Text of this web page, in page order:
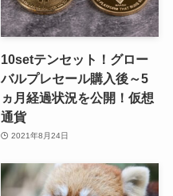
10setテンセット！グロー
バルプレセール購入後～5
ヵ月経過状況を公開！仮想
通貨
2021年8月24日